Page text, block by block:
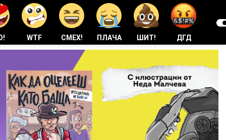
WTF СМЕХ! ПЛАЧА ШИТ! ДГД